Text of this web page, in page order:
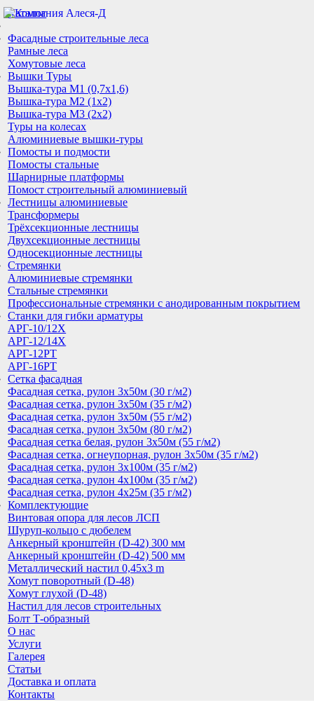
Каталог
Фасадные строительные леса
Рамные леса
Хомутовые леса
Вышки Туры
Вышка-тура М1 (0,7х1,6)
Вышка-тура М2 (1х2)
Вышка-тура М3 (2х2)
Туры на колесах
Алюминиевые вышки-туры
Помосты и подмости
Помосты стальные
Шарнирные платформы
Помост строительный алюминиевый
Лестницы алюминиевые
Трансформеры
Трёхсекционные лестницы
Двухсекционные лестницы
Односекционные лестницы
Стремянки
Алюминиевые стремянки
Стальные стремянки
Профессиональные стремянки с анодированным покрытием
Cтанки для гибки арматуры
АРГ-10/12Х
АРГ-12/14Х
АРГ-12РТ
АРГ-16РТ
Сетка фасадная
Фасадная сетка, рулон 3х50м (30 г/м2)
Фасадная сетка, рулон 3х50м (35 г/м2)
Фасадная сетка, рулон 3х50м (55 г/м2)
Фасадная сетка, рулон 3х50м (80 г/м2)
Фасадная сетка белая, рулон 3х50м (55 г/м2)
Фасадная сетка, огнеупорная, рулон 3х50м (35 г/м2)
Фасадная сетка, рулон 3х100м (35 г/м2)
Фасадная сетка, рулон 4х100м (35 г/м2)
Фасадная сетка, рулон 4х25м (35 г/м2)
Комплектующие
Винтовая опора для лесов ЛСП
Шуруп-кольцо с дюбелем
Анкерный кронштейн (D-42) 300 мм
Анкерный кронштейн (D-42) 500 мм
Металлический настил 0,45x3 m
Хомут поворотный (D-48)
Хомут глухой (D-48)
Настил для лесов строительных
Болт Т-образный
О нас
Услуги
Галерея
Статьи
Доставка и оплата
Контакты